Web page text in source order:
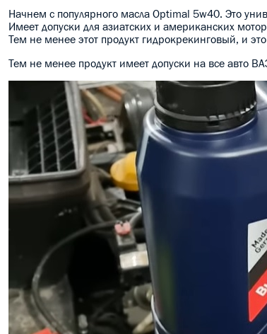
Начнем с популярного масла Optimal 5w40. Это
Имеет допуски для азиатских и американских
Тем не менее этот продукт гидрокрекинговый, и
Тем не менее продукт имеет допуски на все авто